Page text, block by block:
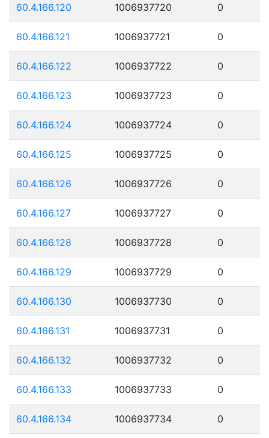
60.4.166.120 1006937720 0
60.4.166.121 1006937721 0
60.4.166.122 1006937722 0
60.4.166.123 1006937723 0
60.4.166.124 1006937724 0
60.4.166.125 1006937725 0
60.4.166.126 1006937726 0
60.4.166.127 1006937727 0
60.4.166.128 1006937728 0
60.4.166.129 1006937729 0
60.4.166.130 1006937730 0
60.4.166.131 1006937731 0
60.4.166.132 1006937732 0
60.4.166.133 1006937733 0
60.4.166.134 1006937734 0